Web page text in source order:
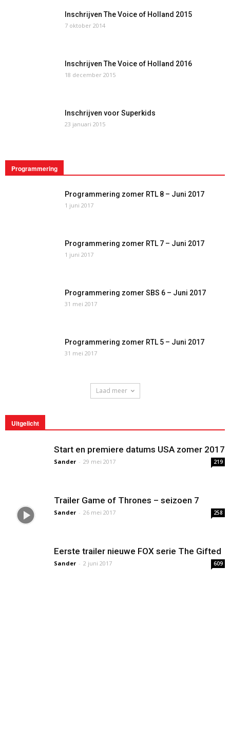
Inschrijven The Voice of Holland 2015
7 oktober 2014
Inschrijven The Voice of Holland 2016
18 december 2015
Inschrijven voor Superkids
23 januari 2015
Programmering
Programmering zomer RTL 8 – Juni 2017
1 juni 2017
Programmering zomer RTL 7 – Juni 2017
1 juni 2017
Programmering zomer SBS 6 – Juni 2017
31 mei 2017
Programmering zomer RTL 5 – Juni 2017
31 mei 2017
Laad meer
Uitgelicht
Start en premiere datums USA zomer 2017
Sander - 29 mei 2017 219
Trailer Game of Thrones – seizoen 7
Sander - 26 mei 2017 258
Eerste trailer nieuwe FOX serie The Gifted
Sander - 2 juni 2017 609